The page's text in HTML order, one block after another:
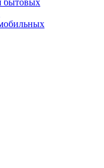
бытовых